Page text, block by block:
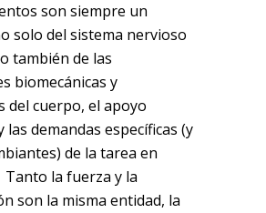
son siempre un
solo del sistema nervioso
también de las
biomecánicas y
del cuerpo, el apoyo
las demandas específicas (y
de la tarea en
la fuerza y la
son la misma entidad, la